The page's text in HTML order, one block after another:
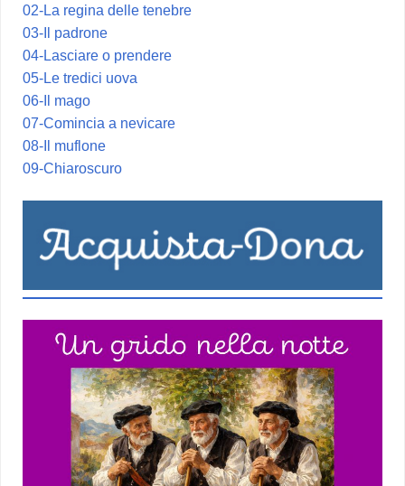
02-La regina delle tenebre
03-Il padrone
04-Lasciare o prendere
05-Le tredici uova
06-Il mago
07-Comincia a nevicare
08-Il muflone
09-Chiaroscuro